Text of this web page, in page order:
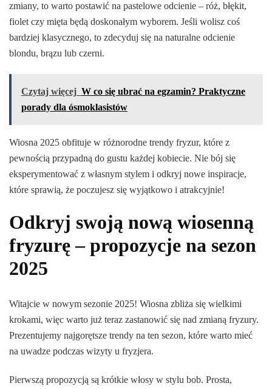
zmiany, to warto postawić na pastelowe odcienie – róż, błękit,
fiolet czy mięta będą doskonałym wyborem. Jeśli wolisz coś
bardziej klasycznego, to zdecyduj się na naturalne odcienie
blondu, brązu lub czerni.
Czytaj więcej W co się ubrać na egzamin? Praktyczne
porady dla ósmoklasistów
Wiosna 2025 obfituje w różnorodne trendy fryzur, które z
pewnością przypadną do gustu każdej kobiecie. Nie bój się
eksperymentować z własnym stylem i odkryj nowe inspiracje,
które sprawią, że poczujesz się wyjątkowo i atrakcyjnie!
Odkryj swoją nową wiosenną
fryzurę – propozycje na sezon
2025
Witajcie w nowym sezonie 2025! Wiosna zbliża się wielkimi
krokami, więc warto już teraz zastanowić się nad zmianą fryzury.
Prezentujemy najgorętsze trendy na ten sezon, które warto mieć
na uwadze podczas wizyty u fryzjera.
Pierwszą propozycją są krótkie włosy w stylu bob. Prosta,